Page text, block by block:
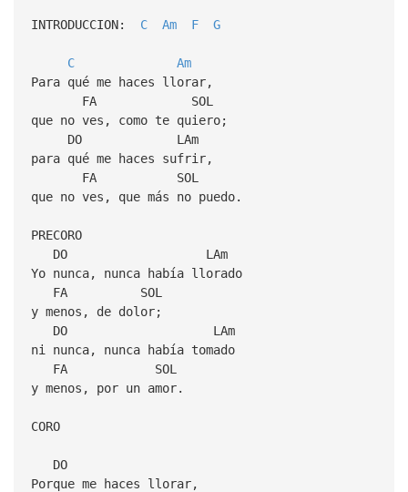
INTRODUCCION: C Am F G
C
Am
Para qué me haces llorar,
FA SOL
que no ves, como te quiero;
DO LAm
para qué me haces sufrir,
FA SOL
que no ves, que más no puedo.
PRECORO
DO LAm
Yo nunca, nunca había llorado
FA SOL
y menos, de dolor;
DO LAm
ni nunca, nunca había tomado
FA SOL
y menos, por un amor.
CORO
DO
Porque me haces llorar,